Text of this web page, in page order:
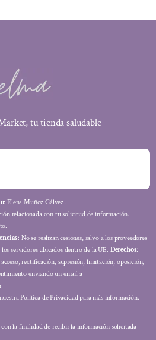
tu tienda saludable
: Elena Muñoz Gálvez .
relacionada con tu solicitud de información.
: No se realizan cesiones, salvo a los proveedores
servidores ubicados dentro de la UE. Derechos:
acceso, rectificación, supresión, limitación, oposición,
enviando un email a
Política de Privacidad para más información.
la finalidad de recibir la información solicitada